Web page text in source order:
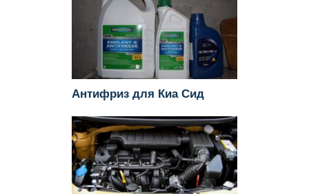
Антифриз для Киа Сид